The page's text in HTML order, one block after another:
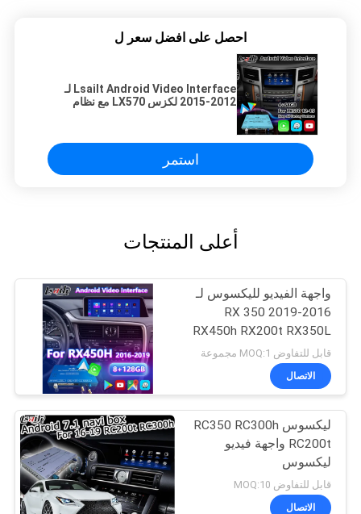
احصل على افضل سعر ل
Lsailt Android Video Interface لـ
2012-2015 لكزس LX570 مع نظام
استمر
أعلى المنتجات
واجهة الفيديو لليكسوس لـ
2016-2019 RX 350
RX450h RX200t RX350L
RX450L RX300 RX350
قابل للتفاوض MOQ:1 مجموعة
الاتصال
ليكسوس RC350 RC300h
RC200t واجهة فيديو
ليكسوس
قابل للتفاوض MOQ:10
الاتصال